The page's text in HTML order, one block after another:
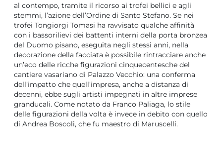
al contempo, tramite il ricorso ai trofei bellici e agli
stemmi, l’azione dell’Ordine di Santo Stefano. Se nei
trofei Tongiorgi Tomasi ha ravvisato qualche affinità
con i bassorilievi dei battenti interni della porta bronzea
del Duomo pisano, eseguita negli stessi anni, nella
decorazione della facciata è possibile rintracciare anche
un’eco delle ricche figurazioni cinquecentesche del
cantiere vasariano di Palazzo Vecchio: una conferma
dell’impatto che quell’impresa, anche a distanza di
decenni, ebbe sugli artisti impegnati in altre imprese
granducali. Come notato da Franco Paliaga, lo stile
delle figurazioni della volta è invece in debito con quello
di Andrea Boscoli, che fu maestro di Maruscelli.